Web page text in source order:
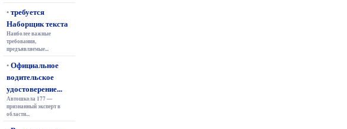
•требуется
Наборщик текста
Наиболее важные
требования,
предъявляемые...
•Официальное
водительское
удостоверение...
Автошкола 177 —
признанный эксперт в
области...